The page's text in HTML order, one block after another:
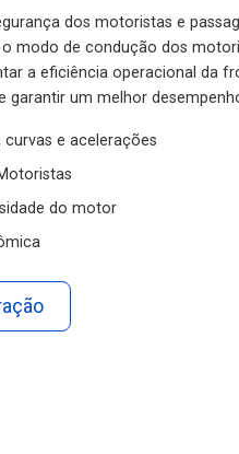
dos motoristas e
o modo de condução dos
a eficiência operacional da
garantir um melhor
e acelerações
do motor